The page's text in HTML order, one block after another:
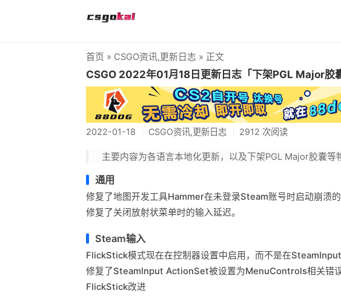
首页 » CSGO资讯,更新日志 » 正文
CSGO 2022年01月18日更新日志「下架PGL Major胶
2022-01-18 CSGO资讯,更新日志 2912 次阅读
主要内容为各语言本地化更新，以及下架PGL Major胶囊等
通用
修复了地图开发工具Hammer在未登录Steam账号时启动崩溃的
修复了关闭放射状菜单时的输入延迟。
Steam输入
FlickStick模式现在在控制器设置中启用，而不是在SteamInput
修复了SteamInput ActionSet被设置为MenuControls相关错误
FlickStick改进